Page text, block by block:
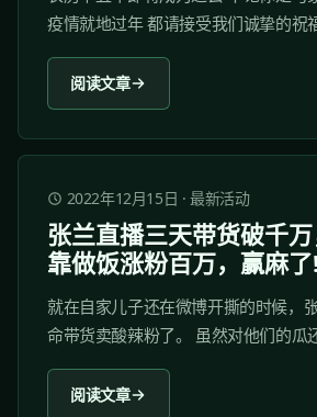
疫情就地过年 都请接受我们诚挚的祝
变化 收获了越来越多的学员和粉丝 为
相伴 半撇私塾为大家准备了 一份让所
年礼包！ 也是为半撇私塾粉丝专属定
阅读文章
2022年12月15日 ·最新活动
张兰直播三天带货破千
靠做饭涨粉百万，赢麻了!
就在自家儿子还在微博开撕的时候，
命带货卖酸辣粉了。 虽然对他们的瓜
卖疯了。 八卦带动流量，也不失为一
阅读文章